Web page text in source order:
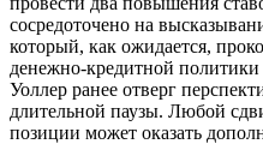
сосредоточено на
который, как ожидается,
денежно-кредитной
Уоллер ранее отверг
длительной паузы. Любой
позиции может оказать